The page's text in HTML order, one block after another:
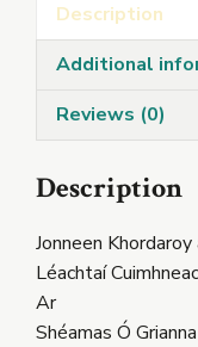
Description
Additional
Reviews (0)
Description
Jonneen
Léachtaí
Ar
Shéamas Ó